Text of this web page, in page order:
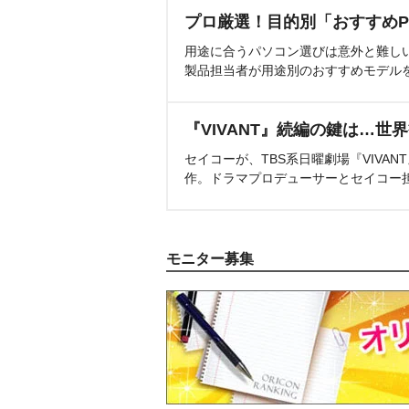
プロ厳選！目的別「おすすめ
用途に合うパソコン選びは意外と難
製品担当者が用途別のおすすめモデル
『VIVANT』続編の鍵は…世
セイコーが、TBS系日曜劇場『
作。ドラマプロデューサーとセイコー
モニター募集